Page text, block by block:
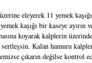
eleyerek 11 yemek
kaşığı bir kaseye ayırın
koyarak kalplerin
Kalan hamuru
çıkarın değilse kontrol